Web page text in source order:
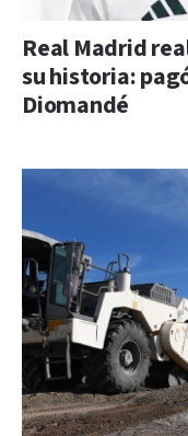
Real Madrid
su historia:
Diomandé